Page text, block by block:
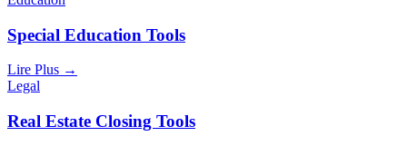
Special Education Tools
Lire Plus →
Legal
Real Estate Closing Tools